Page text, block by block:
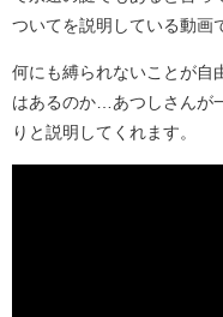
ついてを説明している動画
何にも縛られないことが自
はあるのか…あつしさんが
りと説明してくれます。